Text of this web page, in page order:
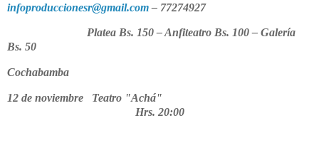
infoproduccionesr@gmail.com – 77274927
Platea Bs. 150 – Anfiteatro Bs. 100 – Galería
Bs. 50
Cochabamba
12 de noviembre Teatro "Achá"
Hrs. 20:00